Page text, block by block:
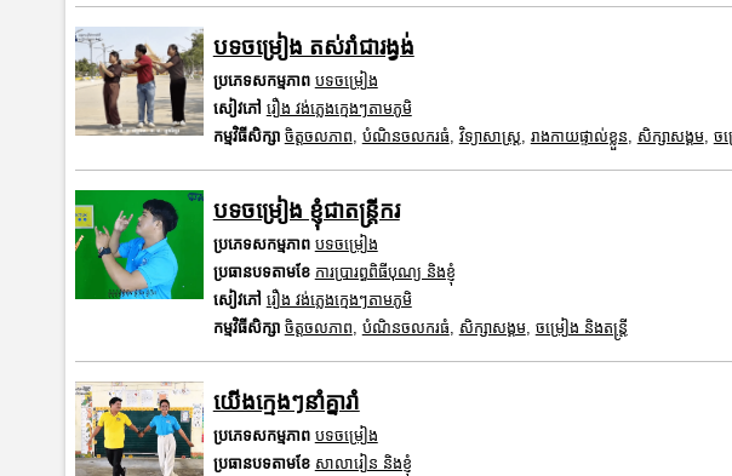
បទចម្រៀង តស់រាំជារង្វង់
ប្រភេទសកម្មភាព បទចម្រៀង
សៀវភៅ រឿង វង់ភ្លេងក្មេងៗតាមភូមិ
កម្មវិធីសិក្សា ចិត្តចលភាព បំណិនចលករធំ វិទ្យាសាស្រ្ត រាងកាយផ្ទាល់ខ្លួន សិក្សាសង្គម, ច
បទចម្រៀង​ ខ្ញុំជាតន្រ្តីករ
ប្រភេទសកម្មភាព បទចម្រៀង
ប្រធានបទតាមខែ ការប្រារព្ធពិធីបុណ្យ និងខ្ញុំ
សៀវភៅ រឿង វង់ភ្លេងក្មេងៗតាមភូមិ
កម្មវិធីសិក្សា ចិត្តចលភាព បំណិនចលករធំ សិក្សាសង្គម, ចម្រៀង និងតន្ត្រី
យើងក្មេងៗនាំគ្នារាំ
ប្រភេទសកម្មភាព បទចម្រៀង
ប្រធានបទតាមខែ សាលារៀន និងខ្ញុំ